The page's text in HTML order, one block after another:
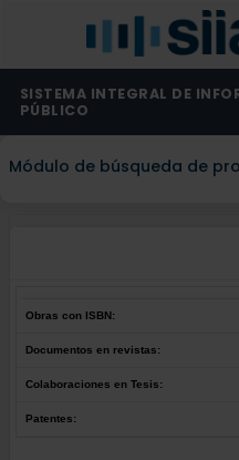
SISTEMA INTEGRAL DE
PÚBLICO
Módulo de búsqueda de
Obras con ISBN:
Documentos en revistas:
Colaboraciones en Tesis:
Patentes: